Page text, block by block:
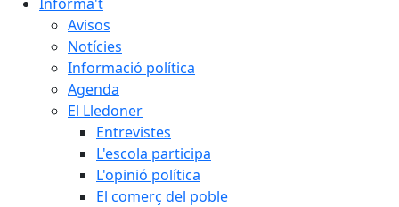
Avisos
Notícies
Informació política
Agenda
El Lledoner
Entrevistes
L'escola participa
L'opinió política
El comerç del poble